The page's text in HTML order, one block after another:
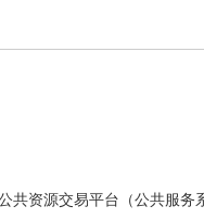
共资源交易平台（公共服